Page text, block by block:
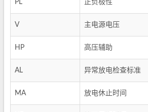
PL 正负极性
V 主电源电压
HP 高压辅助
AL 异常放电检查标准
MA 放电休止时间